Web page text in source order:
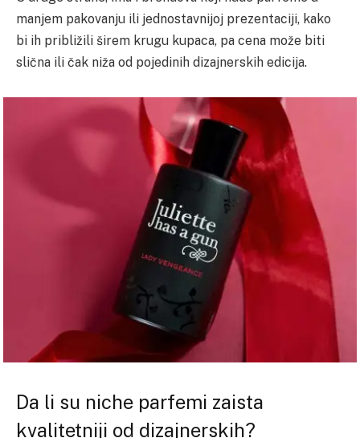
manjem pakovanju ili jednostavnijoj prezentaciji, kako
bi ih približili širem krugu kupaca, pa cena može biti
slična ili čak niža od pojedinih dizajnerskih edicija.
Da li su niche parfemi zaista
kvalitetniji od dizajnerskih?